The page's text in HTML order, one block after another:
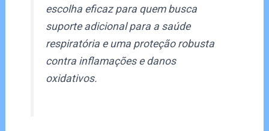
escolha eficaz para quem busca
suporte adicional para a saúde
respiratória e uma proteção robusta
contra inflamações e danos
oxidativos.